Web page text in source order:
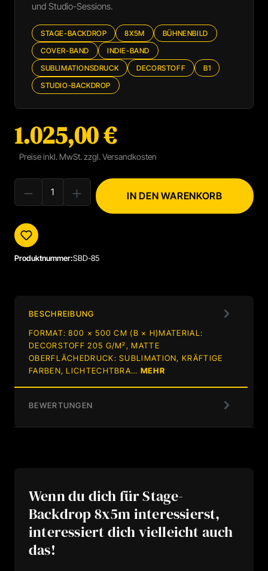
und Studio-Sessions.
STAGE-BACKDROP 8X5M
BÜHNENBILD
COVER-BAND
INDIE-BAND
SUBLIMATIONSDRUCK
DECORSTOFF
B1
STUDIO-BACKDROP
Regulärer Preis:
1.025,00 €
Preise inkl. MwSt. zzgl. Versandkosten
PRODUKT ANZAHL: GIB DEN GEWÜNSCHTEN WERT EIN ODER
IN DEN WARENKORB
Produktnummer:SBD-85
BESCHREIBUNG
FORMAT: 800 × 500 CM (B × H)MATERIAL:
DECORSTOFF 205 G/M², MATTE
OBERFLÄCHEDRUCK: SUBLIMATION, KRÄFTIGE
FARBEN, LICHTECHTBRA… MEHR
BEWERTUNGEN
Wenn du dich für Stage-
Backdrop 8x5m interessierst,
interessiert dich vielleicht auch
das!